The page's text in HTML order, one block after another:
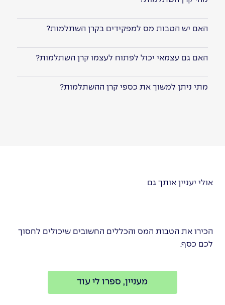
האם יש הטבות מס למפקידים בקרן השתלמות?
האם גם עצמאי יכול לפתוח לעצמו קרן השתלמות?
מתי ניתן למשוך את כספי קרן ההשתלמות?
אולי יעניין אותך גם
הכירו את הטבות המס והכללים החשובים שיכולים לחסוך
לכם כסף.
מעניין, ספרו לי עוד